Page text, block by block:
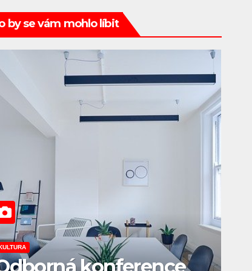
KULTURA TISKOVÉ ZPRÁVY
by se vám mohlo líbit